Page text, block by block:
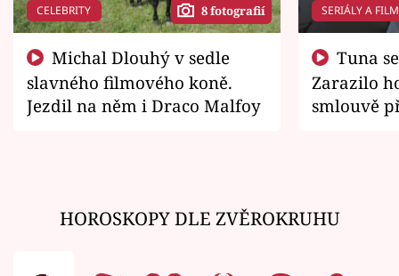
CELEBRITY 8 fotografií
slavného filmového koně.
Jezdil na něm i Draco Malfoy
SERIÁLY A
Zarazilo
smlouvě
HOROSKOPY DLE ZVĚROKRUHU